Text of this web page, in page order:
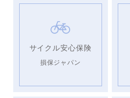
サイクル安心保険
損保ジャパン